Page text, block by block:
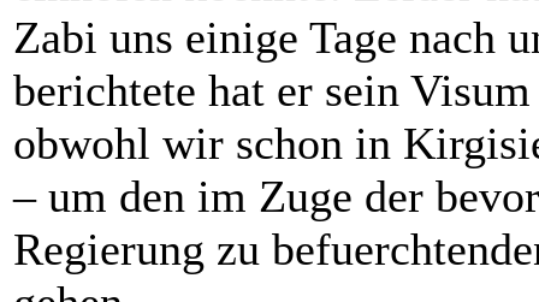
Zabi uns einige Tage nach
berichtete hat er sein
obwohl wir schon in
– um den im Zuge der
Regierung zu